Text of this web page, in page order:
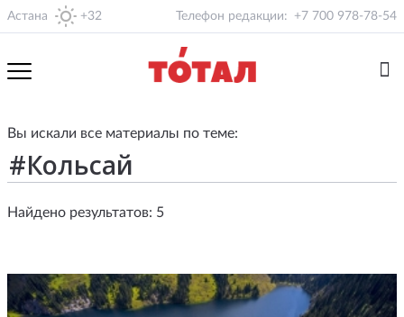
Астана +32 Телефон редакции: +7 700 978-78-54
Вы искали все материалы по теме:
Найдено результатов: 5